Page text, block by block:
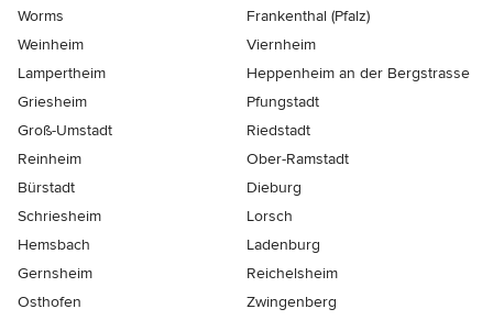
Worms
Frankenthal (Pfalz)
Weinheim
Viernheim
Lampertheim
Heppenheim an der Bergstrasse
Griesheim
Pfungstadt
Groß-Umstadt
Riedstadt
Reinheim
Ober-Ramstadt
Bürstadt
Dieburg
Schriesheim
Lorsch
Hemsbach
Ladenburg
Gernsheim
Reichelsheim
Osthofen
Zwingenberg